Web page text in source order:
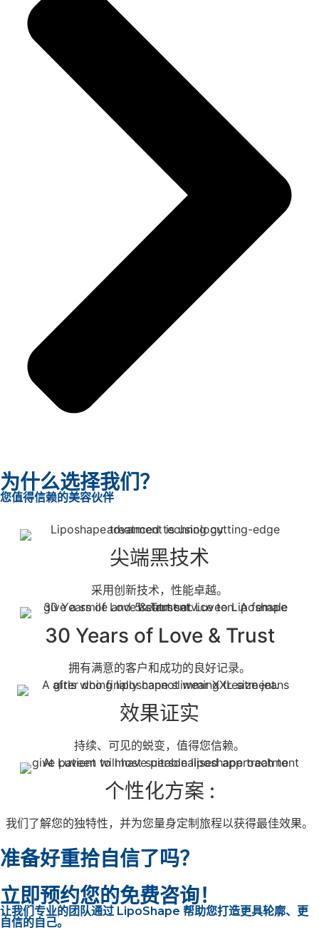
为什么选择我们？
您值得信赖的美容伙伴
尖端黑技术
采用创新技术，性能卓越。
30 Years of Love & Trust
拥有满意的客户和成功的良好记录。
效果证实
持续、可见的蜕变，值得您信赖。
个性化方案 :
我们了解您的独特性，并为您量身定制旅程以获得最佳效果。
准备好重拾自信了吗？
立即预约您的免费咨询！
让我们专业的团队通过 LipoShape 帮助您打造更具轮廓、更
自信的自己。